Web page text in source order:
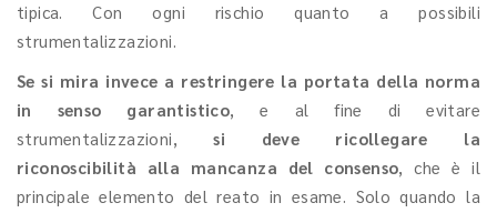
tipica. Con ogni rischio quanto a possibili
strumentalizzazioni.
Se si mira invece a restringere la portata della norma
in senso garantistico, e al fine di evitare
strumentalizzazioni,si deve ricollegare la
riconoscibilità alla mancanza del consenso, che è il
principale elemento del reato in esame. Solo quando la